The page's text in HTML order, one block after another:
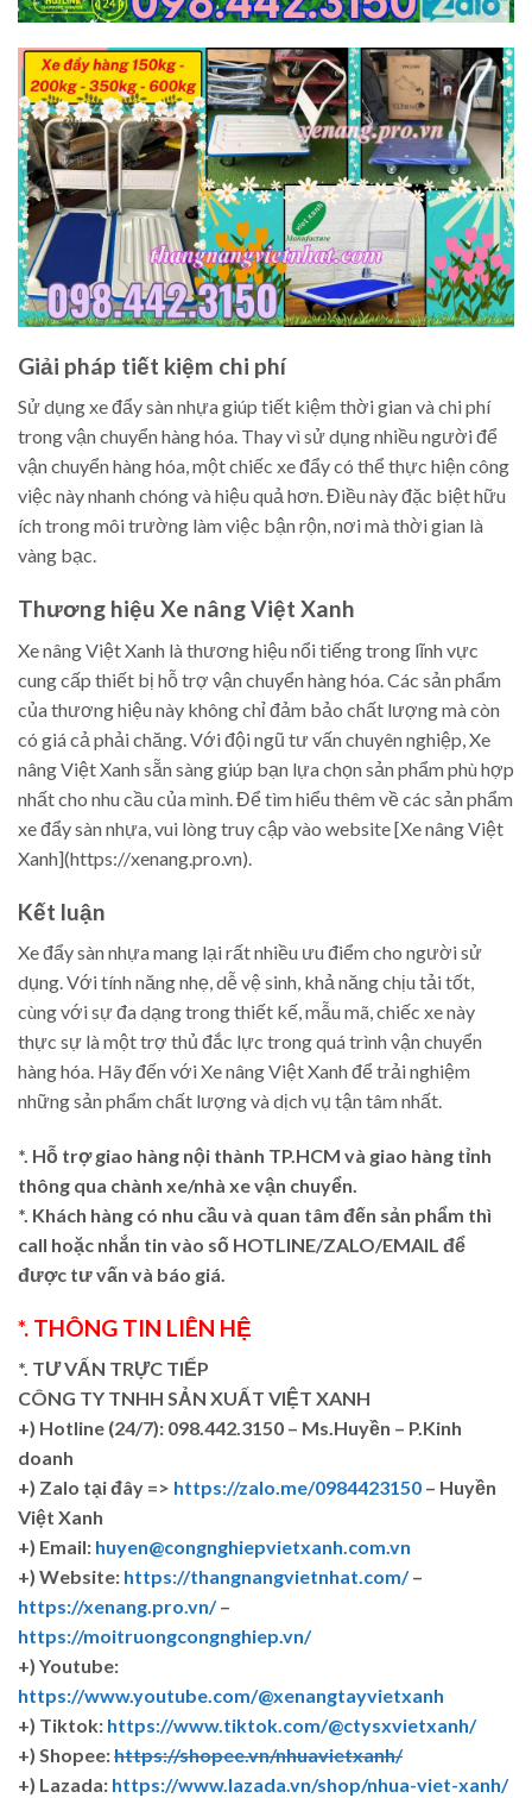
Giải pháp tiết kiệm chi phí
Sử dụng xe đẩy sàn nhựa giúp tiết kiệm thời gian và chi phí
trong vận chuyển hàng hóa. Thay vì sử dụng nhiều người để
vận chuyển hàng hóa, một chiếc xe đẩy có thể thực hiện công
việc này nhanh chóng và hiệu quả hơn. Điều này đặc biệt hữu
ích trong môi trường làm việc bận rộn, nơi mà thời gian là
vàng bạc.
Thương hiệu Xe nâng Việt Xanh
Xe nâng Việt Xanh là thương hiệu nổi tiếng trong lĩnh vực
cung cấp thiết bị hỗ trợ vận chuyển hàng hóa. Các sản phẩm
của thương hiệu này không chỉ đảm bảo chất lượng mà còn
có giá cả phải chăng. Với đội ngũ tư vấn chuyên nghiệp, Xe
nâng Việt Xanh sẵn sàng giúp bạn lựa chọn sản phẩm phù hợp
nhất cho nhu cầu của mình. Để tìm hiểu thêm về các sản phẩm
xe đẩy sàn nhựa, vui lòng truy cập vào website [Xe nâng Việt
Xanh](https://xenang.pro.vn).
Kết luận
Xe đẩy sàn nhựa mang lại rất nhiều ưu điểm cho người sử
dụng. Với tính năng nhẹ, dễ vệ sinh, khả năng chịu tải tốt,
cùng với sự đa dạng trong thiết kế, mẫu mã, chiếc xe này
thực sự là một trợ thủ đắc lực trong quá trình vận chuyển
hàng hóa. Hãy đến với Xe nâng Việt Xanh để trải nghiệm
những sản phẩm chất lượng và dịch vụ tận tâm nhất.
*. Hỗ trợ giao hàng nội thành TP.HCM và giao hàng tỉnh
thông qua chành xe/nhà xe vận chuyển.
*. Khách hàng có nhu cầu và quan tâm đến sản phẩm thì
call hoặc nhắn tin vào số HOTLINE/ZALO/EMAIL để
được tư vấn và báo giá.
*. THÔNG TIN LIÊN HỆ
*. TƯ VẤN TRỰC TIẾP
CÔNG TY TNHH SẢN XUẤT VIỆT XANH
+) Hotline (24/7): 098.442.3150 – Ms.Huyền – P.Kinh
doanh
+) Zalo tại đây => https://zalo.me/0984423150 – Huyền
Việt Xanh
+) Email: huyen@congnghiepvietxanh.com.vn
+) Website: https://thangnangvietnhat.com/–
https://xenang.pro.vn/–
https://moitruongcongnghiep.vn/
+) Youtube:
https://www.youtube.com/@xenangtayvietxanh
+) Tiktok: https://www.tiktok.com/@ctysxvietxanh/
+) Shopee:https://shopee.vn/nhuavietxanh/
+) Lazada: https://www.lazada.vn/shop/nhua-viet-xanh/